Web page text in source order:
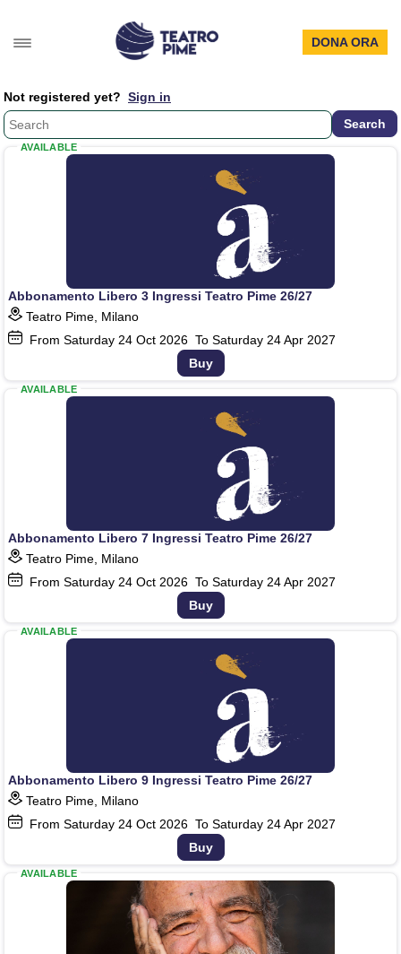
DONA ORA
Not registered yet? Sign in
Abbonamento Libero 3 Ingressi Teatro Pime 26/27
Teatro Pime, Milano
From Saturday 24 Oct 2026 To Saturday 24Apr 2027
AVAILABLE
Buy
Abbonamento Libero 7 Ingressi Teatro Pime 26/27
Teatro Pime, Milano
From Saturday 24 Oct 2026 To Saturday 24Apr 2027
AVAILABLE
Buy
Abbonamento Libero 9 Ingressi Teatro Pime 26/27
Teatro Pime, Milano
From Saturday 24 Oct 2026 To Saturday 24Apr 2027
AVAILABLE
Buy
AVAILABLE